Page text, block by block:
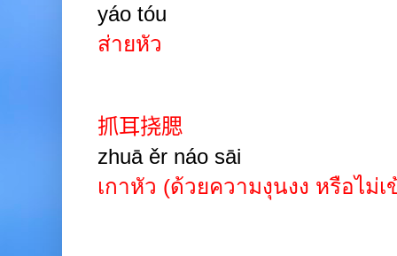
yáo tóu
ส่ายหัว
抓耳挠腮
zhuā ěr náo sāi
เกาหัว (ด้วยความงุนงง หรือไม่เ